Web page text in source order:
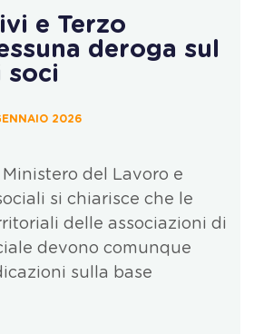
e Terzo
deroga sul
soci
2026
del Lavoro e
si chiarisce che le
delle associazioni di
devono comunque
sulla base